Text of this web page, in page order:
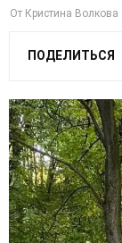
R
Y
M
E
N
От Кристина Волкова
ПОДЕЛИТЬСЯ